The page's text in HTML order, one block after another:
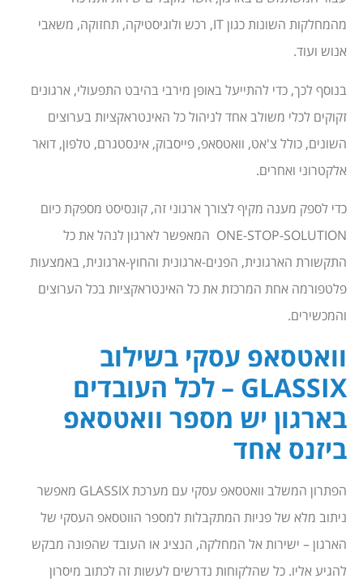
מהמחלקות השונות כגון IT, רכש ולוגיסטיקה, תחזוקה, משאבי
אנוש ועוד.
בנוסף לכך, כדי להתייעל באופן מירבי בהיבט התפעולי, ארגונים
זקוקים לכלי משולב אחד לניהול כל האינטראקציות בערוצים
השונים, כולל צ'אט, וואטסאפ, פייסבוק, אינסטגרם, טלפון, דואר
אלקטרוני ואחרים.
כדי לספק מענה מקיף לצורך ארגוני זה, קונסיסט מספקת כיום
ONE-STOP-SOLUTION המאפשר לארגון לנהל את כל
התקשורת הארגונית, הפנים-ארגונית והחוץ-ארגונית, באמצעות
פלטפורמה אחת המרכזת את כל האינטראקציות בכל הערוצים
והמכשירים.
וואטסאפ עסקי בשילוב
GLASSIX – לכל העובדים
בארגון יש מספר וואטסאפ
ביזנס אחד
הפתרון המשלב וואטסאפ עסקי עם מערכת GLASSIX מאפשר
ניתוב מלא של פניות המתקבלות למספר הווטסאפ העסקי של
הארגון – ישירות אל המחלקה, הנציג או העובד שהפונה מבקש
להגיע אליו. כל שהלקוחות נדרשים לעשות זה לכתוב מיסרון